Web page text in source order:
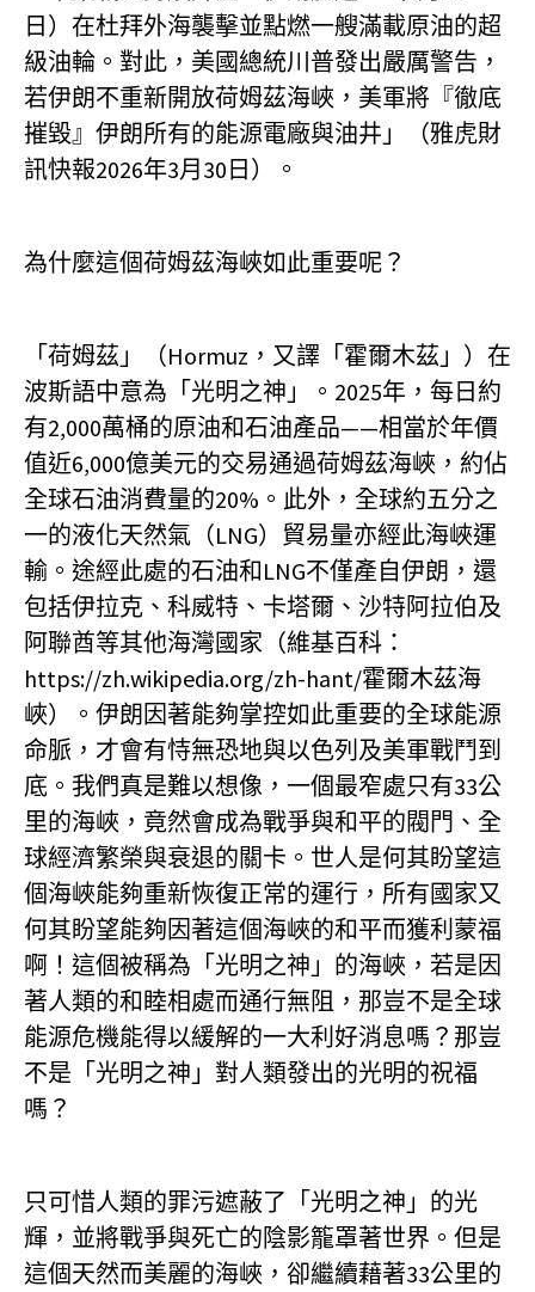
日）在杜拜外海襲擊並點燃一艘滿載原油的超
級油輪。對此，美國總統川普發出嚴厲警告，
若伊朗不重新開放荷姆茲海峽，美軍將『徹底
摧毀』伊朗所有的能源電廠與油井」（雅虎財
訊快報2026年3月30日）。
為什麼這個荷姆茲海峽如此重要呢？
「荷姆茲」（Hormuz，又譯「霍爾木茲」）在
波斯語中意為「光明之神」。2025年，每日約
有2,000萬桶的原油和石油產品——相當於年價
值近6,000億美元的交易通過荷姆茲海峽，約佔
全球石油消費量的20%。此外，全球約五分之
一的液化天然氣（LNG）貿易量亦經此海峽運
輸。途經此處的石油和LNG不僅產自伊朗，還
包括伊拉克、科威特、卡塔爾、沙特阿拉伯及
阿聯酋等其他海灣國家（維基百科：
https://zh.wikipedia.org/zh-hant/霍爾木茲海
峽）。伊朗因著能夠掌控如此重要的全球能源
命脈，才會有恃無恐地與以色列及美軍戰鬥到
底。我們真是難以想像，一個最窄處只有33公
里的海峽，竟然會成為戰爭與和平的閥門、全
球經濟繁榮與衰退的關卡。世人是何其盼望這
個海峽能夠重新恢復正常的運行，所有國家又
何其盼望能夠因著這個海峽的和平而獲利蒙福
啊！這個被稱為「光明之神」的海峽，若是因
著人類的和睦相處而通行無阻，那豈不是全球
能源危機能得以緩解的一大利好消息嗎？那豈
不是「光明之神」對人類發出的光明的祝福
嗎？
只可惜人類的罪污遮蔽了「光明之神」的光
輝，並將戰爭與死亡的陰影籠罩著世界。但是
這個天然而美麗的海峽，卻繼續藉著33公里的